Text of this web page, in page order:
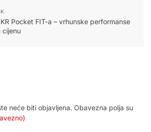
Pocket FIT-a – vrhunske performanse
cijenu
neće biti objavljena. Obavezna polja su